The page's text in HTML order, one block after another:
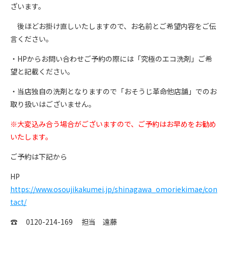
ざいます。
後ほどお掛け直しいたしますので、お名前とご希望内容をご伝
言ください。
・HPからお問い合わせご予約の際には「究極のエコ洗剤」ご希
望と記載ください。
・当店独自の洗剤となりますので「おそうじ革命他店舗」でのお
取り扱いはございません。
※大変込み合う場合がございますので、ご予約はお早めをお勧め
いたします。
ご予約は下記から
HP
https://www.osoujikakumei.jp/shinagawa_omoriekimae/con
tact/
☎ 0120-214-169 担当 遠藤